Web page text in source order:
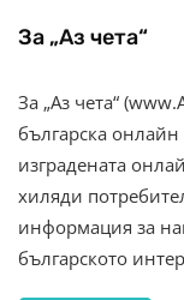
За „Аз чета“
За „Аз чета“
българска
изградената
хиляди
информация за
българското